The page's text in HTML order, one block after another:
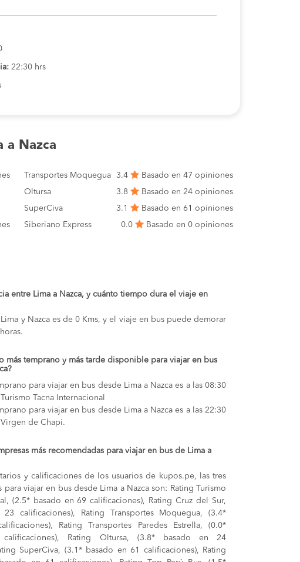
22:30 hrs
a Nazca
Transportes Moquegua 3.4
Basado en 47 opiniones
Oltursa 3.8
Basado en 24 opiniones
SuperCiva
3.1
Basado en 61 opiniones
Siberiano Express 0.0
Basado en 0 opiniones
entre Lima a Nazca, y cuánto tiempo dura el viaje en
y Nazca es de 0 Kms, y el viaje en bus puede demorar
más temprano y más tarde disponible para viajar en bus
para viajar en bus desde Lima a Nazca es a las 08:30
Tacna Internacional
para viajar en bus desde Lima a Nazca es a las 22:30
de Chapi.
más recomendadas para viajar en bus de Lima a
y calificaciones de los usuarios de kupos.pe, las tres
para viajar en bus desde Lima a Nazca son: Rating Turismo
(2.5* basado en 69 calificaciones), Rating Cruz del Sur,
calificaciones), Rating Transportes Moquegua, (3.4*
Rating Transportes Paredes Estrella, (0.0*
Rating Oltursa, (3.8* basado en 24
SuperCiva, (3.1* basado en 61 calificaciones), Rating